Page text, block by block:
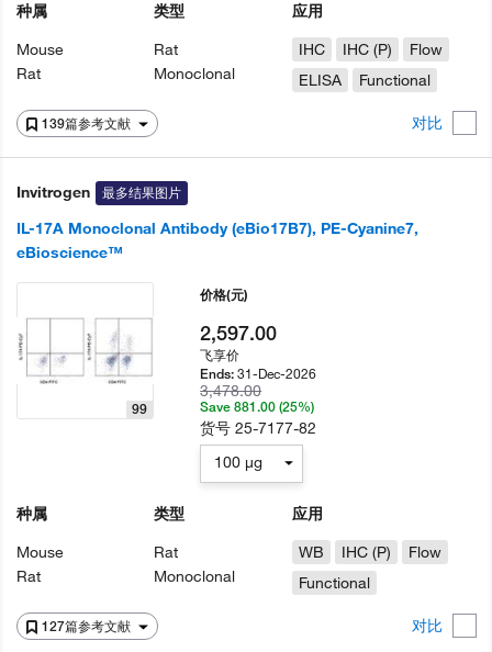
139篇参考文献 对比
种属
Mouse
Rat
类型
Rat
Monoclonal
应用
IHC
IHC (P)
Flow
ELISA
Functional
Invitrogen 最多结果图片
IL-17A Monoclonal Antibody (eBio17B7), PE-Cyanine7,
eBioscience™
127篇参考文献 对比
99
种属
Mouse
Rat
类型
Rat
Monoclonal
应用
WB
IHC (P)
Flow
Functional
价格(元)
2,597.00
飞享价
Ends:31-Dec-2026
3,478.00
Save 881.00 (25%)
货号25-7177-82
100 µg